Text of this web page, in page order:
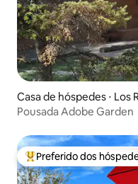
Casa de hóspedes ⋅
que
Pousada Adobe Garden
Entre os melhores
Preferido dos